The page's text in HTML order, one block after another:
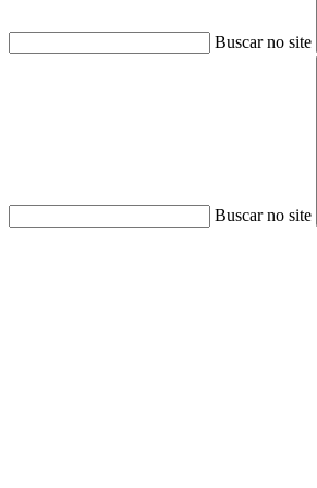
Buscar no site
Buscar no site